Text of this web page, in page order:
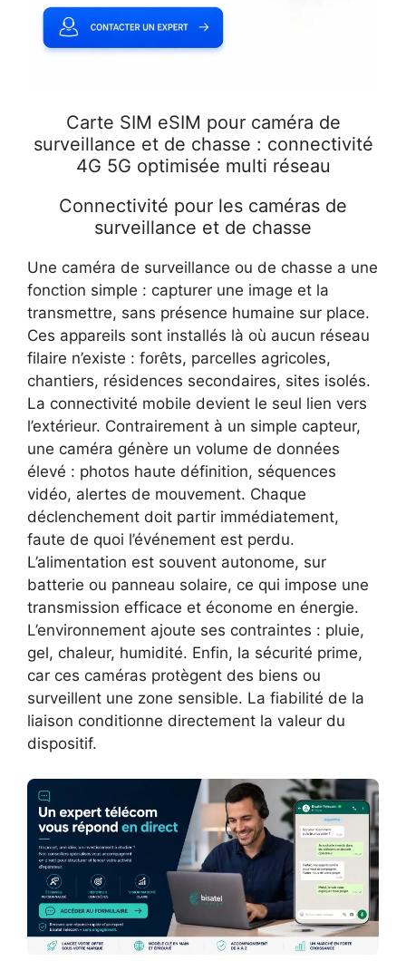
Carte SIM eSIM pour caméra de
surveillance et de chasse : connectivité
4G 5G optimisée multi réseau
Connectivité pour les caméras de
surveillance et de chasse
Une caméra de surveillance ou de chasse a une
fonction simple : capturer une image et la
transmettre, sans présence humaine sur place.
Ces appareils sont installés là où aucun réseau
filaire n’existe : forêts, parcelles agricoles,
chantiers, résidences secondaires, sites isolés.
La connectivité mobile devient le seul lien vers
l’extérieur. Contrairement à un simple capteur,
une caméra génère un volume de données
élevé : photos haute définition, séquences
vidéo, alertes de mouvement. Chaque
déclenchement doit partir immédiatement,
faute de quoi l’événement est perdu.
L’alimentation est souvent autonome, sur
batterie ou panneau solaire, ce qui impose une
transmission efficace et économe en énergie.
L’environnement ajoute ses contraintes : pluie,
gel, chaleur, humidité. Enfin, la sécurité prime,
car ces caméras protègent des biens ou
surveillent une zone sensible. La fiabilité de la
liaison conditionne directement la valeur du
dispositif.